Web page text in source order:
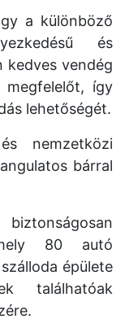
a különböző
és
kedves vendég
megfelelőt, így
lehetőségét.
nemzetközi
bárral
80 autó
épülete
találhatóak